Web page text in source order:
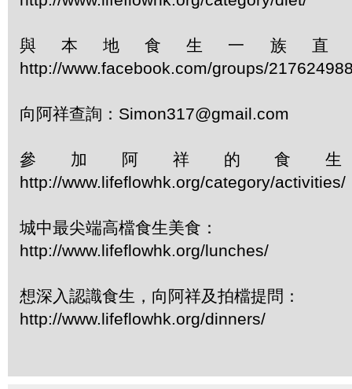
與本地食生一族直
http://www.facebook.com/groups/
向阿祥查詢：Simon317@gmail.com
參加阿祥的食
http://www.lifeflowhk.org/category/activities/
城中最尖端高檔食生美食：
http://www.lifeflowhk.org/lunches/
想深入認識食生，向阿祥及拍檔提問：
http://www.lifeflowhk.org/dinners/